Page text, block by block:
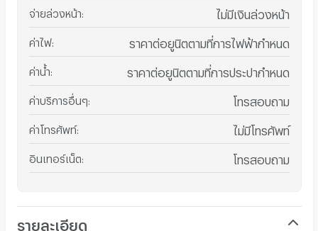
จ่ายล่วงหน้า ไม่มีเงินล่วงหน้า
ค่าไฟ: ราคาต่อยูนิตตามที่การไฟฟ้ากำหนด
ค่าน้ำ ราคาต่อยูนิตตามที่การประปากำหนด
ค่าบริการอื่นๆ โทรสอบถาม
ค่าโทรศัพท์: ไม่มีโทรศัพท์
อินเทอร์เน็ต โทรสอบถาม
รายละเอียด